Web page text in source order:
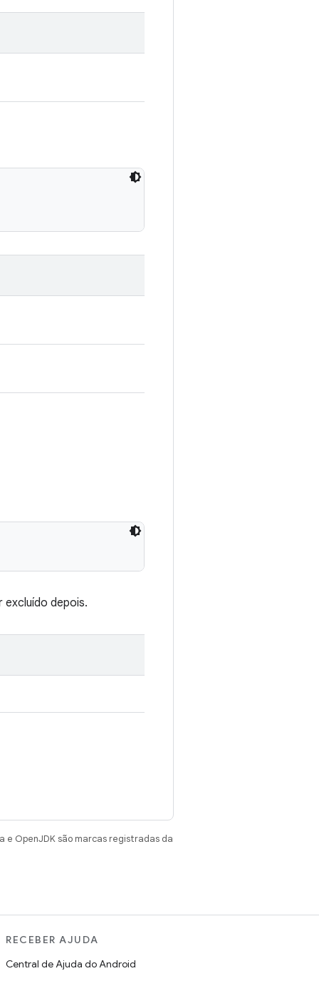
depois.
e OpenJDK são marcas registradas da
RECEBER AJUDA
Central de Ajuda do Android